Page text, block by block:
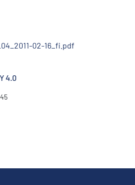
02-16_fi.pdf
4.0
45